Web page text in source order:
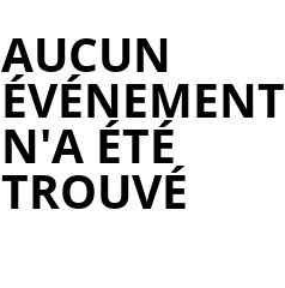
AUCUN
ÉVÉNEMENT
N'A ÉTÉ
TROUVÉ